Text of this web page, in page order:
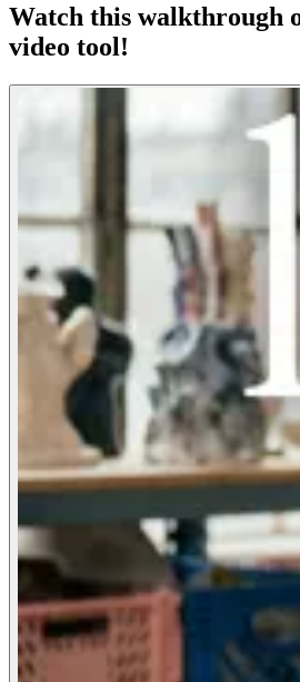
Watch this walkthrough
video tool!